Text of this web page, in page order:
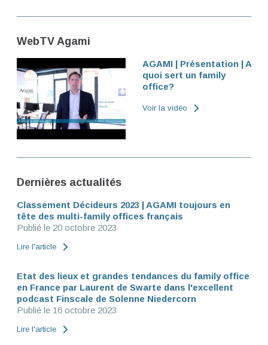
WebTV Agami
AGAMI | Présentation | A
quoi sert un family
office?
Voir la vidéo
Dernières actualités
Classement Décideurs 2023 | AGAMI toujours en
tête des multi-family offices français
Publié le 20 octobre 2023
Lire l'article
Etat des lieux et grandes tendances du family office
en France par Laurent de Swarte dans l'excellent
podcast Finscale de Solenne Niedercorn
Publié le 16 octobre 2023
Lire l'article